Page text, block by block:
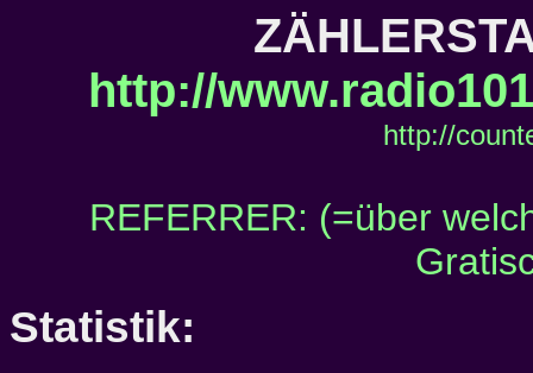
http://
http://
REFERRER: (=über
Statistik: